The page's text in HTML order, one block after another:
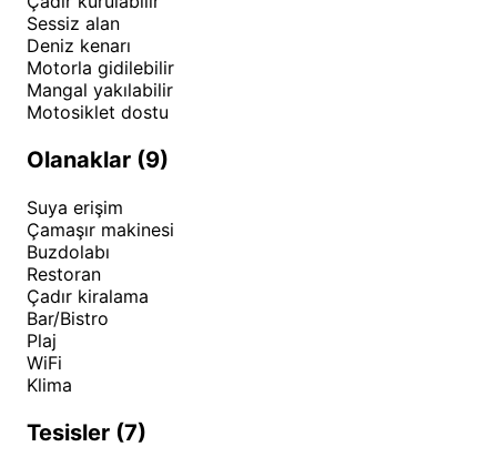
Sessiz alan
Deniz kenarı
Motorla gidilebilir
Mangal yakılabilir
Motosiklet dostu
Olanaklar (9)
Suya erişim
Çamaşır makinesi
Buzdolabı
Restoran
Çadır kiralama
Bar/Bistro
Plaj
WiFi
Klima
Tesisler (7)